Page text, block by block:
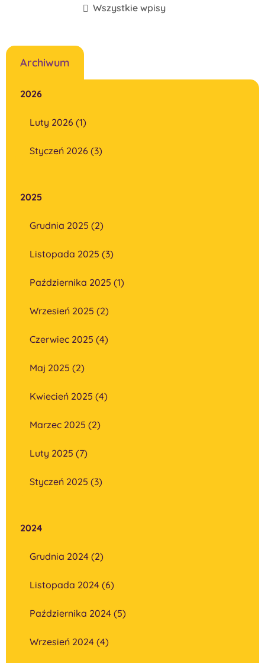
Wszystkie wpisy
Archiwum
2026
Luty 2026 (1)
Styczeń 2026 (3)
2025
Grudnia 2025 (2)
Listopada 2025 (3)
Października 2025 (1)
Wrzesień 2025 (2)
Czerwiec 2025 (4)
Maj 2025 (2)
Kwiecień 2025 (4)
Marzec 2025 (2)
Luty 2025 (7)
Styczeń 2025 (3)
2024
Grudnia 2024 (2)
Listopada 2024 (6)
Października 2024 (5)
Wrzesień 2024 (4)